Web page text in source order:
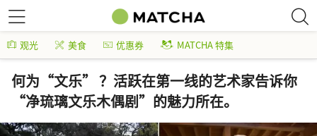
观光 美食 优惠券 MATCHA 特集
何为“文乐” ？活跃在第一线的艺术家告诉你
“净琉璃文乐木偶剧”的魅力所在。